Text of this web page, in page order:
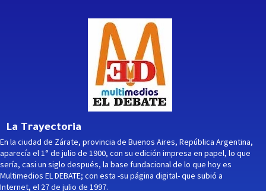
La Trayectoria
En la ciudad de Zárate, provincia de Buenos Aires, República Argentina,
aparecía el 1° de julio de 1900, con su edición impresa en papel, lo que
sería, casi un siglo después, la base fundacional de lo que hoy es
Multimedios EL DEBATE; con esta -su página digital- que subió a
Internet, el 27 de julio de 1997.